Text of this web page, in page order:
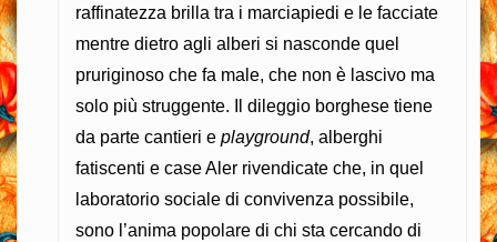
raffinatezza brilla tra i marciapiedi e le facciate
mentre dietro agli alberi si nasconde quel
pruriginoso che fa male, che non è lascivo ma
solo più struggente. Il dileggio borghese tiene
da parte cantieri e playground, alberghi
fatiscenti e case Aler rivendicate che, in quel
laboratorio sociale di convivenza possibile,
sono l’anima popolare di chi sta cercando di